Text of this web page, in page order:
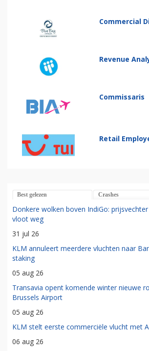
Commercial
Revenue
Commissaris
Retail
Best gelezen Crashes
Donkere wolken boven IndiGo:
vloot weg
31 jul 26
KLM annuleert meerdere vluchten naar
staking
05 aug 26
Transavia opent komende winter nieuwe
Brussels Airport
05 aug 26
KLM stelt eerste commerciële vlucht met
06 aug 26